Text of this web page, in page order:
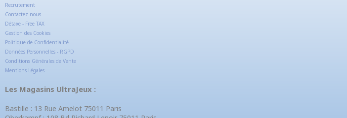
Recrutement
Contactez-nous
Détaxe - Free TAX
Gestion des Cookies
Politique de Confidentialité
Données Personnelles - RGPD
Conditions Générales de Vente
Mentions Légales
Les Magasins UltraJeux :
Bastille : 13 Rue Amelot 75011 Paris